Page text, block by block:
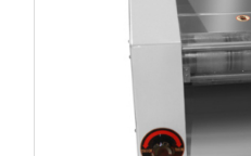
ТЕСТОРАСКАТОЧНАЯ